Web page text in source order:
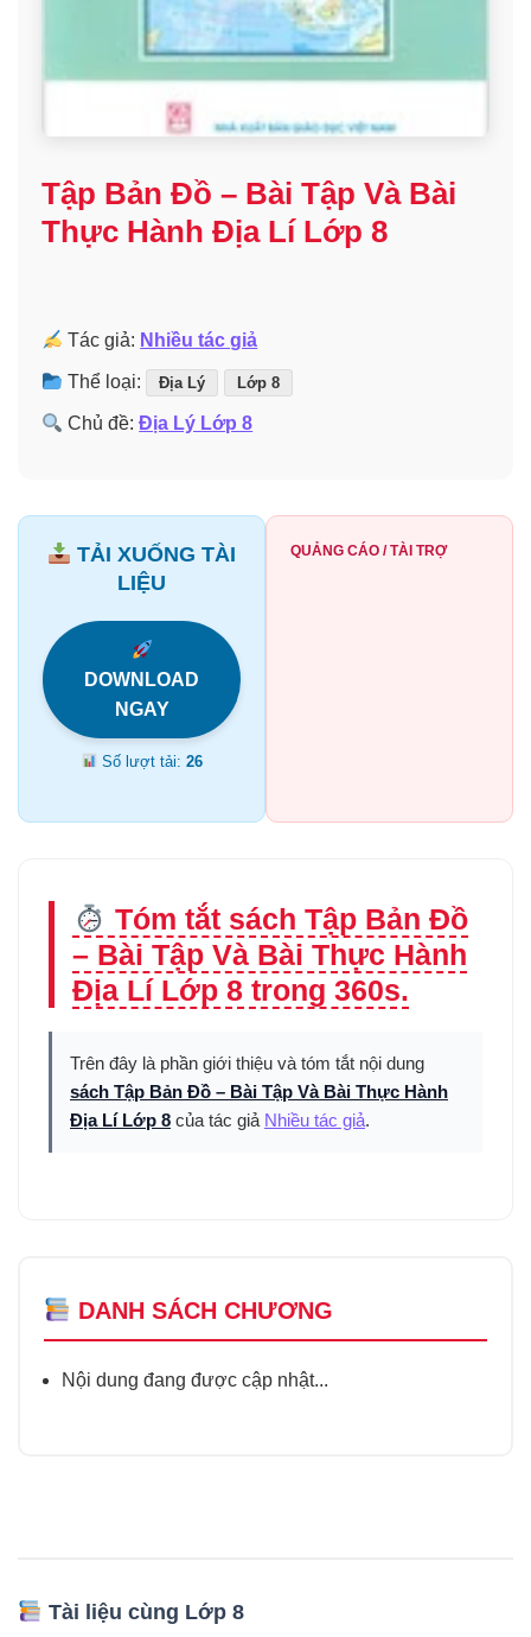
Tập Bản Đồ – Bài Tập Và Bài
Thực Hành Địa Lí Lớp 8
Tác giả: Nhiều tác giả
Thể loại: Địa Lý Lớp 8
Chủ đề:Địa Lý Lớp 8
TẢI XUỐNG TÀI
LIỆU
DOWNLOAD
NGAY
Số lượt tải:26
QUẢNG CÁO / TÀI TRỢ
Tóm tắt sách Tập Bản Đồ
– Bài Tập Và Bài Thực Hành
Địa Lí Lớp 8 trong 360s.
Trên đây là phần giới thiệu và tóm tắt nội dung
sách Tập Bản Đồ – Bài Tập Và Bài Thực Hành
Địa Lí Lớp 8 của tác giả Nhiều tác giả.
DANH SÁCH CHƯƠNG
Nội dung đang được cập nhật...
Tài liệu cùng Lớp 8